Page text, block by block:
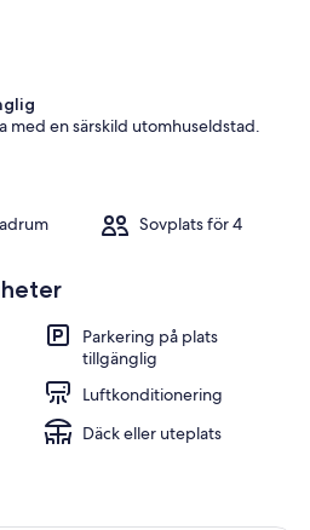
Pool
med en särskild utomhuseldstad.
Sovplats för 4
Parkering på plats
tillgänglig
Luftkonditionering
Däck eller uteplats